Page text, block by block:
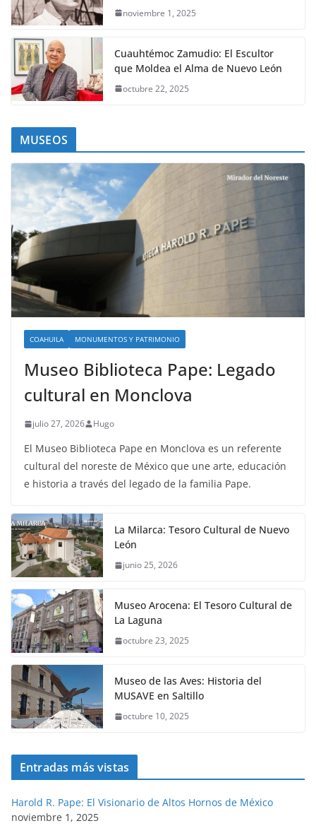
noviembre 1, 2025
Cuauhtémoc Zamudio: El Escultor
que Moldea el Alma de Nuevo León
octubre 22, 2025
MUSEOS
COAHUILA MONUMENTOS Y PATRIMONIO
Museo Biblioteca Pape: Legado
cultural en Monclova
julio 27, 2026 Hugo
El Museo Biblioteca Pape en Monclova es un referente
cultural del noreste de México que une arte, educación
e historia a través del legado de la familia Pape.
La Milarca: Tesoro Cultural de Nuevo
León
junio 25, 2026
Museo Arocena: El Tesoro Cultural de
La Laguna
octubre 23, 2025
Museo de las Aves: Historia del
MUSAVE en Saltillo
octubre 10, 2025
Entradas más vistas
Harold R. Pape: El Visionario de Altos Hornos de México
noviembre 1, 2025